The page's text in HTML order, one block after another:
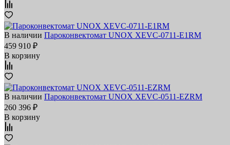
В наличии Пароконвектомат UNOX XEVC-0711-E1RM
459 910 ₽
В корзину
В наличии Пароконвектомат UNOX XEVC-0511-EZRM
260 396 ₽
В корзину